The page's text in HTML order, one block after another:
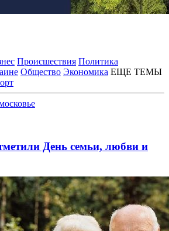
Происшествия Политика
Общество Экономика ЕЩЕ ТЕМЫ
День семьи, любви и